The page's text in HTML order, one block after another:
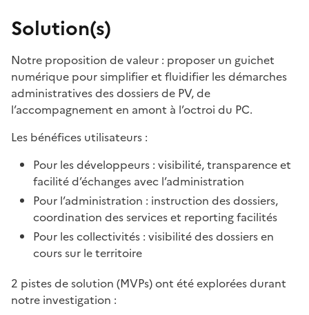
Solution(s)
Notre proposition de valeur : proposer un guichet
numérique pour simplifier et fluidifier les démarches
administratives des dossiers de PV, de
l’accompagnement en amont à l’octroi du PC.
Les bénéfices utilisateurs :
Pour les développeurs : visibilité, transparence et
facilité d’échanges avec l’administration
Pour l’administration : instruction des dossiers,
coordination des services et reporting facilités
Pour les collectivités : visibilité des dossiers en
cours sur le territoire
2 pistes de solution (MVPs) ont été explorées durant
notre investigation :